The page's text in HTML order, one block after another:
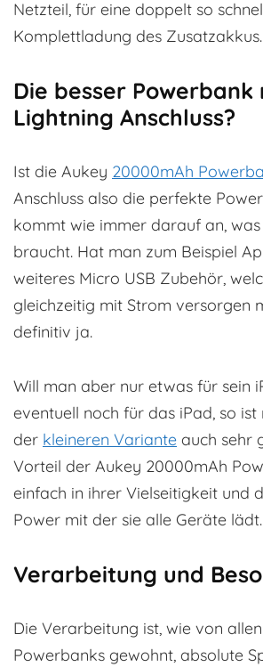
Netzteil, für eine doppelt so
Komplettladung des Zusatzakkus.
Die besser Powerbank
Lightning Anschluss?
Ist die Aukey 20000mAh
Anschluss also die perfekte
kommt wie immer darauf an,
braucht. Hat man zum Beispiel
weiteres Micro USB Zubehör,
gleichzeitig mit Strom versorgen
definitiv ja.
Will man aber nur etwas für sein
eventuell noch für das iPad, so
der kleineren Variante auch sehr
Vorteil der Aukey 20000mAh
einfach in ihrer Vielseitigkeit und
Power mit der sie alle Geräte lädt.
Verarbeitung und
Die Verarbeitung ist, wie von
Powerbanks gewohnt, absolute